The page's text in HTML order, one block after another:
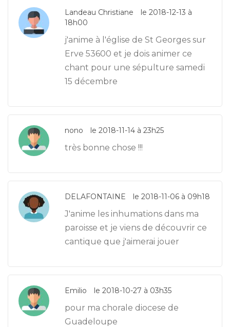
Landeau Christiane
le 2018-12-13 à
18h00
j'anime à l'église de St Georges sur
Erve 53600 et je dois animer ce
chant pour une sépulture samedi
15 décembre
nono le 2018-11-14 à 23h25
très bonne chose !!!
DELAFONTAINE le 2018-11-06 à 09h18
J'anime les inhumations dans ma
paroisse et je viens de découvrir ce
cantique que j'aimerai jouer
Emilio le 2018-10-27 à 03h35
pour ma chorale diocese de
Guadeloupe